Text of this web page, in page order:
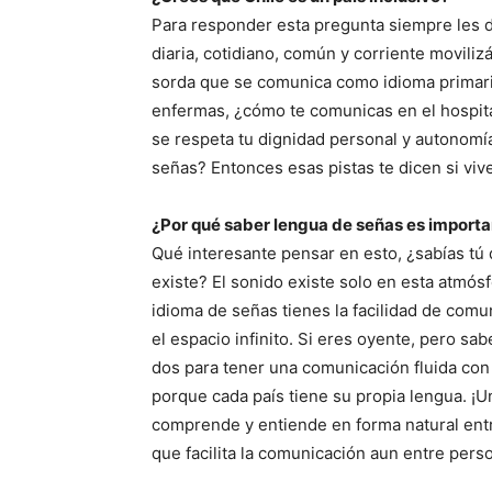
Para responder esta pregunta siempre les
diaria, cotidiano, común y corriente
sorda que se comunica como idioma
enfermas, ¿cómo te comunicas en el
se respeta tu dignidad personal y
señas? Entonces esas pistas te dicen si
¿Por qué saber lengua de señas es
Qué interesante pensar en esto, ¿sabías
existe? El sonido existe solo en esta
idioma de señas tienes la facilidad de
el espacio infinito. Si eres oyente, pero
dos para tener una comunicación fluida
porque cada país tiene su propia lengua.
comprende y entiende en forma natural
que facilita la comunicación aun entre